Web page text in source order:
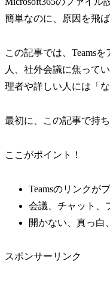
簡単なのに、原因を飛
この記事では、Teams
人、社外会議に焦って
理者や詳しい人には「
最初に、この記事で持
ここがポイント！
Teamsのリンクが
会議、チャット、
開かない、真っ白
スポンサーリンク